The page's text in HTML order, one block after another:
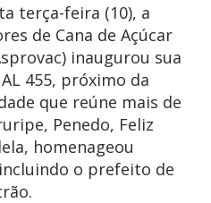
terça-feira (10), a
de Cana de Açúcar
inaugurou sua
455, próximo da
que reúne mais de
Penedo, Feliz
homenageou
o prefeito de